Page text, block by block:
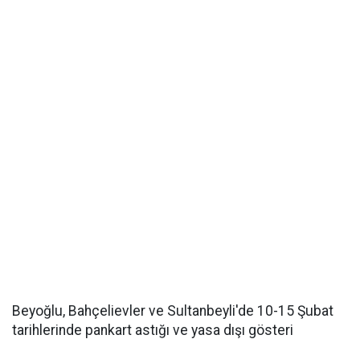
Beyoğlu, Bahçelievler ve Sultanbeyli'de 10-15 Şubat
tarihlerinde pankart astığı ve yasa dışı gösteri